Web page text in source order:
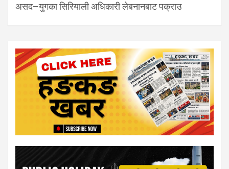
असद–युगका सिरियाली अधिकारी लेबनानबाट पक्राउ